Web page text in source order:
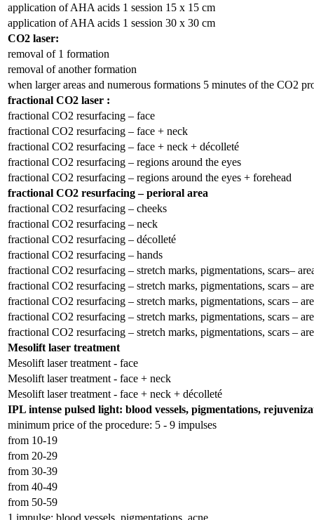
application of AHA acids 1 session 15 x 15 cm
application of AHA acids 1 session 30 x 30 cm
CO2 laser:
removal of 1 formation
removal of another formation
when larger areas and numerous formations 5 minutes of the CO2
fractional CO2 laser :
fractional CO2 resurfacing – face
fractional CO2 resurfacing – face + neck
fractional CO2 resurfacing – face + neck + décolleté
fractional CO2 resurfacing – regions around the eyes
fractional CO2 resurfacing – regions around the eyes + forehead
fractional CO2 resurfacing – perioral area
fractional CO2 resurfacing – cheeks
fractional CO2 resurfacing – neck
fractional CO2 resurfacing – décolleté
fractional CO2 resurfacing – hands
fractional CO2 resurfacing – stretch marks, pigmentations, scars–
fractional CO2 resurfacing – stretch marks, pigmentations, scars –
fractional CO2 resurfacing – stretch marks, pigmentations, scars –
fractional CO2 resurfacing – stretch marks, pigmentations, scars –
fractional CO2 resurfacing – stretch marks, pigmentations, scars –
Mesolift laser treatment
Mesolift laser treatment - face
Mesolift laser treatment - face + neck
Mesolift laser treatment - face + neck + décolleté
IPL intense pulsed light: blood vessels, pigmentations,
minimum price of the procedure: 5 - 9 impulses
from 10-19
from 20-29
from 30-39
from 40-49
from 50-59
1 impulse: blood vessels, pigmentations, acne